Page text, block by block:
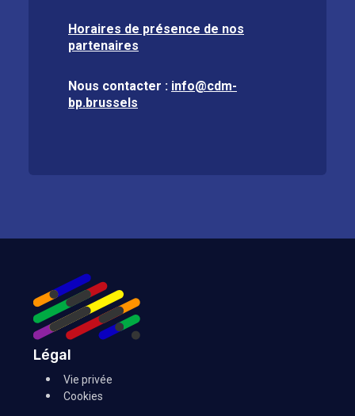
Horaires de présence de nos
partenaires
Nous contacter : info@cdm-
bp.brussels
Légal
Vie privée
Cookies